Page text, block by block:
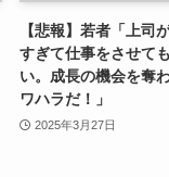
【悲報】若者「上司
すぎて仕事をさせて
い。成長の機会を奪
ワハラだ！」
2025年3月27日